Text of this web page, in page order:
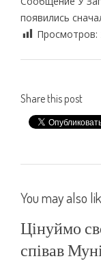
появились
Просмотров:
Share this post
You may also
Цінуймо
співав